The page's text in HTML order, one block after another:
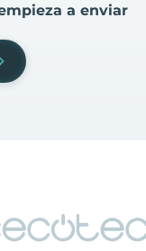
a enviar